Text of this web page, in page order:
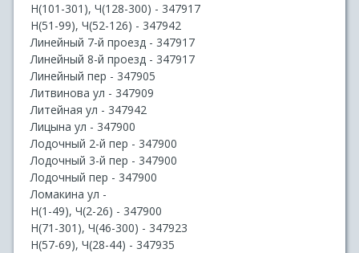
Н(101-301), Ч(128-300) - 347917
Н(51-99), Ч(52-126) - 347942
Линейный 7-й проезд - 347917
Линейный 8-й проезд - 347917
Линейный пер - 347905
Литвинова ул - 347909
Литейная ул - 347942
Лицына ул - 347900
Лодочный 2-й пер - 347900
Лодочный 3-й пер - 347900
Лодочный пер - 347900
Ломакина ул -
Н(1-49), Ч(2-26) - 347900
Н(71-301), Ч(46-300) - 347923
Н(57-69), Ч(28-44) - 347935